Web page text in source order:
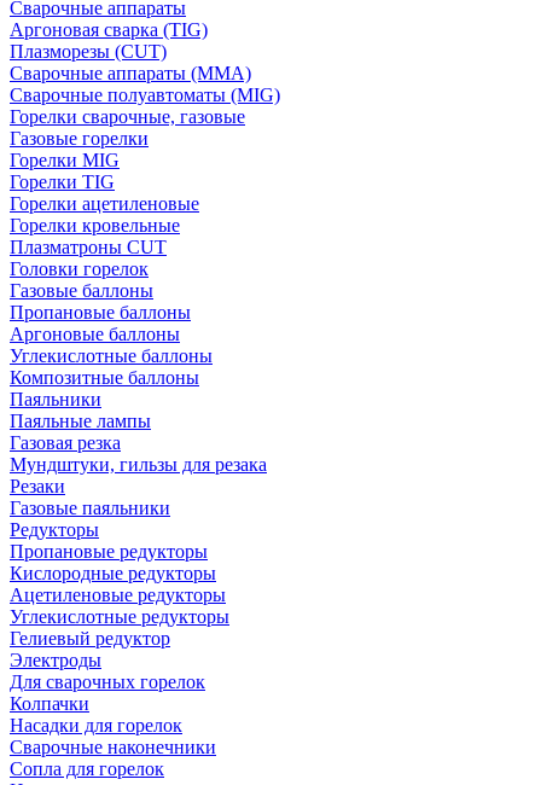
Сварочные аппараты
Аргоновая сварка (TIG)
Плазморезы (CUT)
Сварочные аппараты (MMA)
Сварочные полуавтоматы (MIG)
Горелки сварочные, газовые
Газовые горелки
Горелки MIG
Горелки TIG
Горелки ацетиленовые
Горелки кровельные
Плазматроны CUT
Головки горелок
Газовые баллоны
Пропановые баллоны
Аргоновые баллоны
Углекислотные баллоны
Композитные баллоны
Паяльники
Паяльные лампы
Газовая резка
Мундштуки, гильзы для резака
Резаки
Газовые паяльники
Редукторы
Пропановые редукторы
Кислородные редукторы
Ацетиленовые редукторы
Углекислотные редукторы
Гелиевый редуктор
Электроды
Для сварочных горелок
Колпачки
Насадки для горелок
Сварочные наконечники
Сопла для горелок